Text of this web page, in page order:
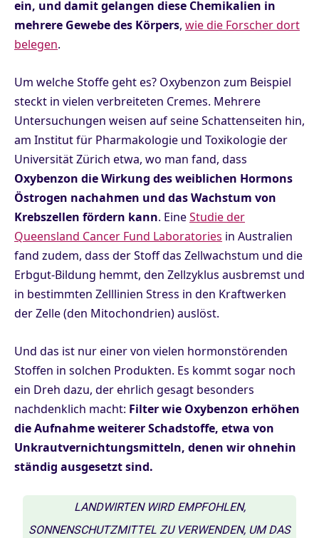
ein, und damit gelangen diese Chemikalien in
mehrere Gewebe des Körpers, wie die Forscher dort
belegen.
Um welche Stoffe geht es? Oxybenzon zum Beispiel
steckt in vielen verbreiteten Cremes. Mehrere
Untersuchungen weisen auf seine Schattenseiten hin,
am Institut für Pharmakologie und Toxikologie der
Universität Zürich etwa, wo man fand, dass
Oxybenzon die Wirkung des weiblichen Hormons
Östrogen nachahmen und das Wachstum von
Krebszellen fördern kann. EineStudie der
Queensland Cancer Fund Laboratories in Australien
fand zudem, dass der Stoff das Zellwachstum und die
Erbgut-Bildung hemmt, den Zellzyklus ausbremst und
in bestimmten Zelllinien Stress in den Kraftwerken
der Zelle (den Mitochondrien) auslöst.
Und das ist nur einer von vielen hormonstörenden
Stoffen in solchen Produkten. Es kommt sogar noch
ein Dreh dazu, der ehrlich gesagt besonders
nachdenklich macht: Filter wie Oxybenzon erhöhen
die Aufnahme weiterer Schadstoffe, etwa von
Unkrautvernichtungsmitteln, denen wir ohnehin
ständig ausgesetzt sind.
LANDWIRTEN WIRD EMPFOHLEN,
SONNENSCHUTZMITTEL ZU VERWENDEN, UM DAS